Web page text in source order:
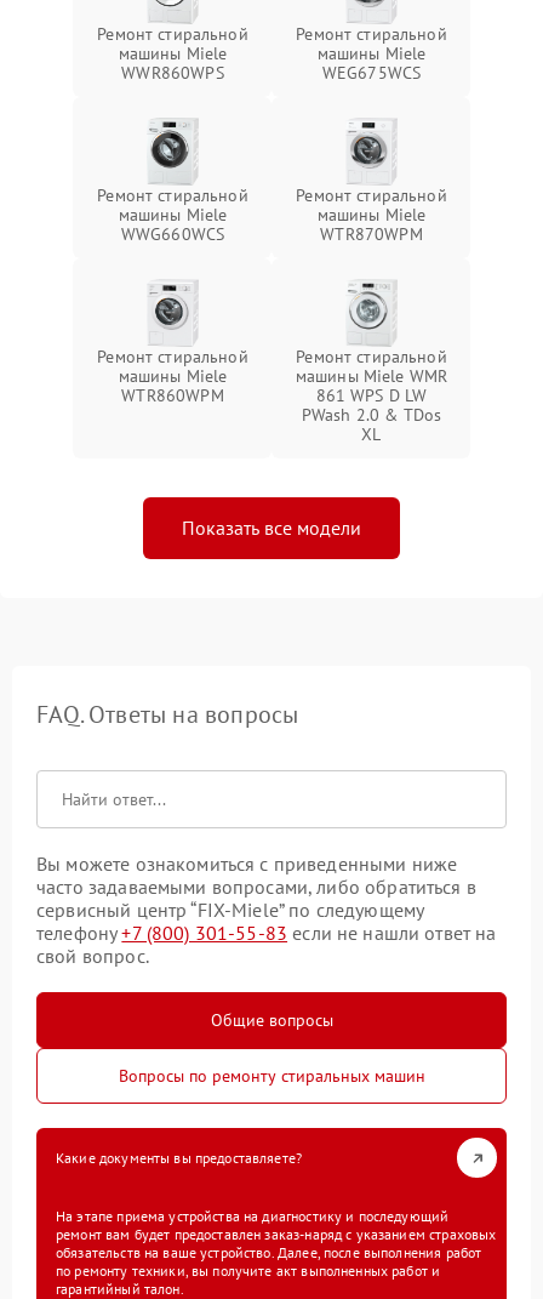
Ремонт стиральной
машины Miele
WWR860WPS
Ремонт стиральной
машины Miele
WEG675WCS
Ремонт стиральной
машины Miele
WWG660WCS
Ремонт стиральной
машины Miele
WTR870WPM
Ремонт стиральной
машины Miele
WTR860WPM
Ремонт стиральной
машины Miele WMR
861 WPS D LW
PWash 2.0 & TDos
XL
Показать все модели
FAQ. Ответы на вопросы
Вы можете ознакомиться с приведенными ниже
часто задаваемыми вопросами, либо обратиться в
сервисный центр “FIX-Miele” по следующему
телефону+7 (800) 301-55-83 если не нашли ответ на
свой вопрос.
Общие вопросы
Вопросы по ремонту стиральных машин
Какие документы вы предоставляете?
На этапе приема устройства на диагностику и последующий
ремонт вам будет предоставлен заказ-наряд с указанием страховых
обязательств на ваше устройство. Далее, после выполнения работ
по ремонту техники, вы получите акт выполненных работ и
гарантийный талон.